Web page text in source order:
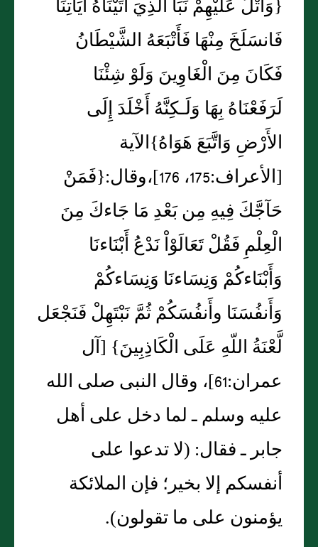
{‏وَاتْلُ عَلَيْهِمْ نَبَأَ الَّذِيَ آتَيْنَاهُ آيَاتِنَا
فَانسَلَخَ مِنْهَا فَأَتْبَعَهُ الشَّيْطَانُ
فَكَانَ مِنَ الْغَاوِينَ وَلَوْ شِئْنَا
لَرَفَعْنَاهُ بِهَا وَلَـكِنَّهُ أَخْلَدَ إِلَى
الأَرْضِ وَاتَّبَعَ هَوَاهُ‏}‏الآية
‏[‏الأعراف‏:‏175، 176‏]‏،وقال‏:‏‏{‏فَمَنْ
حَآجَّكَ فِيهِ مِن بَعْدِ مَا جَاءكَ مِنَ
الْعِلْمِ فَقُلْ تَعَالَوْاْ نَدْعُ أَبْنَاءنَا
وَأَبْنَاءكُمْ وَنِسَاءنَا وَنِسَاءكُمْ
وَأَنفُسَنَا وأَنفُسَكُمْ ثُمَّ نَبْتَهِلْ فَنَجْعَل
لَّعْنَةُ اللّهِ عَلَى الْكَاذِبِينَ‏}‏ ‏[‏آل
عمران‏:‏61‏]‏، وقال النبى صلى الله
عليه وسلم ـ لما دخل على أهل
جابر ـ فقال‏:‏ ‏(‏لا تدعوا على
أنفسكم إلا بخير؛ فإن الملائكة
يؤمنون على ما تقولون‏)‏‏.‏